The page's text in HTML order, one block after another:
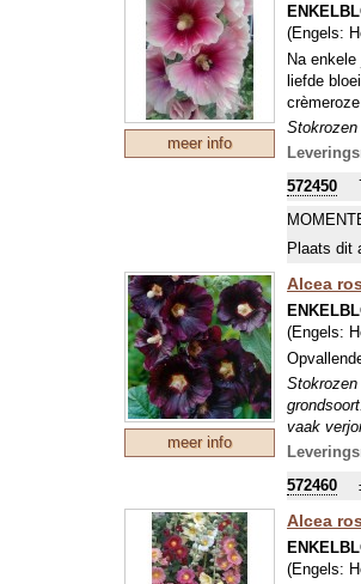
meer info
(Engels:
Na
liefde
572450
Plaats dit
meer info
Alcea
(Engels:
vaak
572460
Alcea
(Engels: